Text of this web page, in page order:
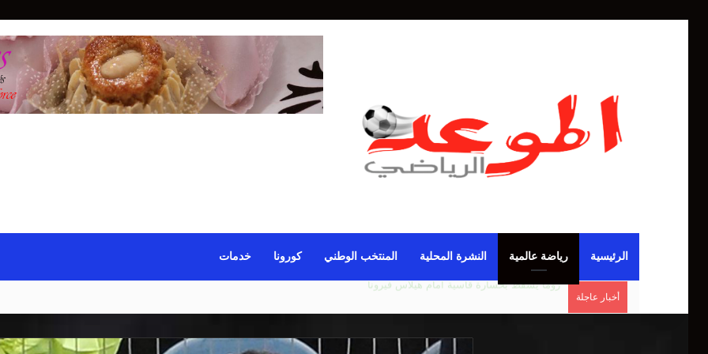
الرئيسية رياضة عالمية النشرة المحلية المنتخب الوطني كورونا خدمات
أخبار عاجلة